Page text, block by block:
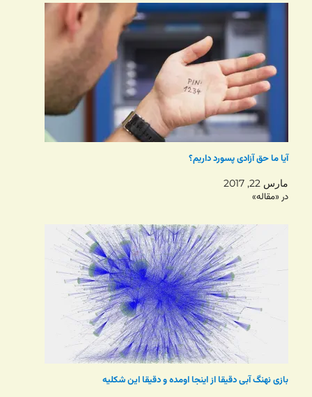
آیا ما حق آزادی پسورد داریم؟
مارس 22, 2017
در «مقاله»
بازی نهنگ آبی دقیقا از اینجا اومده و دقیقا این شکلیه